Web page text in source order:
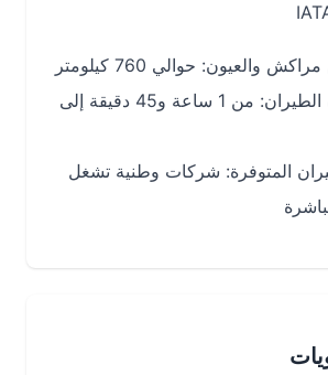
حوالي 760 كيلومتر
متوسط مدة الطيران: من 1 ساعة و45 دقيقة إلى
شركات وطنية تشغل